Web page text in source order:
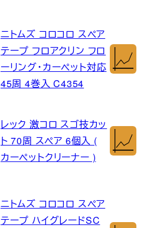
ニトムズ コロコロ スペア
テープ フロアクリン フロ
ーリング・カーペット対応
45周 4巻入 C4354
レック 激コロ スゴ技カッ
ト 70周 スペア 6個入 (
カーペットクリーナー )
ニトムズ コロコロ スペア
テープ ハイグレードSC